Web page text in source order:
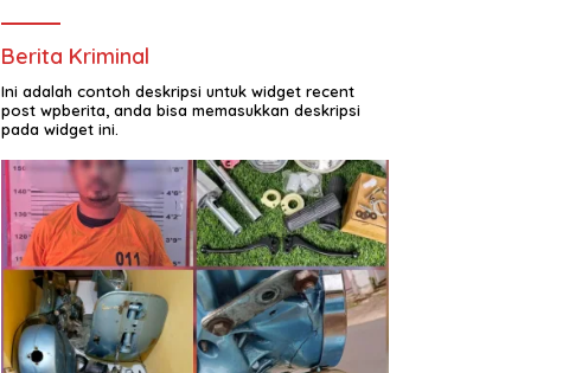
Infrastruktur Lokal
Berita Kriminal
Ini adalah contoh deskripsi untuk widget recent
post wpberita, anda bisa memasukkan deskripsi
pada widget ini.